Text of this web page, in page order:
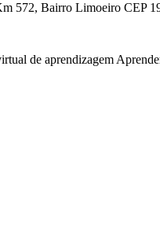
Bairro Limoeiro CEP
de aprendizagem